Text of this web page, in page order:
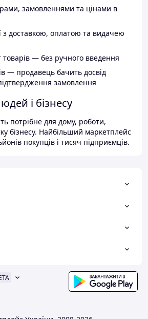
замовленнями та цінами в
з доставкою, оплатою та видачею
— без ручного введення
— продавець бачить досвід
замовлення
і бізнесу
потрібне для дому, роботи,
бізнесу. Найбільший маркетплейс
покупців і тисяч підприємців.